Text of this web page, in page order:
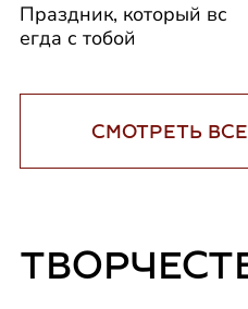
Праздник, который вс
егда с тобой
СМОТРЕТЬ